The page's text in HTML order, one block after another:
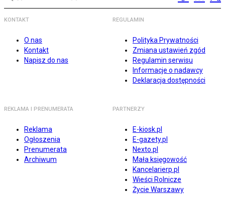
KONTAKT
O nas
Kontakt
Napisz do nas
REGULAMIN
Polityka Prywatności
Zmiana ustawień zgód
Regulamin serwisu
Informacje o nadawcy
Deklaracja dostępności
REKLAMA I PRENUMERATA
Reklama
Ogłoszenia
Prenumerata
Archiwum
PARTNERZY
E-kiosk.pl
E-gazety.pl
Nexto.pl
Mała księgowość
Kancelarierp.pl
Wieści Rolnicze
Życie Warszawy